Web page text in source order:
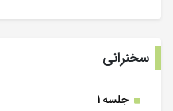
سخنرانی
جلسه 1